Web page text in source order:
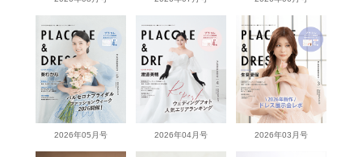
2026年05月号 2026年04月号 2026年03月号